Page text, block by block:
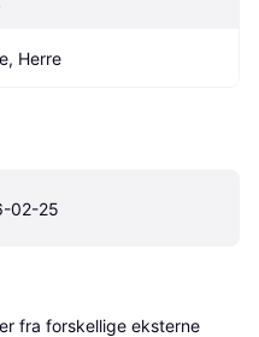
Herre
02-25
fra forskellige eksterne